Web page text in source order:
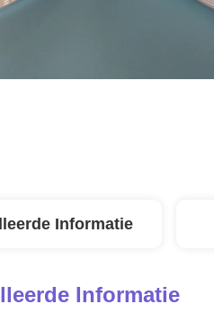
Informatie
Informatie